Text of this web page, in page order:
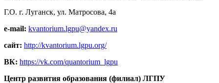
Г.О. г. Луганск, ул. Матросова, 4а
e-mail: kvantorium.lgpu@yandex.ru
сайт: http://kvantorium.lgpu.org/
ВК: https://vk.com/quantorium_lgpu
Центр развития образования (филиал) ЛГПУ